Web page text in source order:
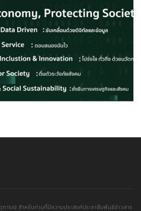
ารณ์ สำหรับท่านที่มีความประสงค์ประชาสัมพันธ์ข่าวสาร